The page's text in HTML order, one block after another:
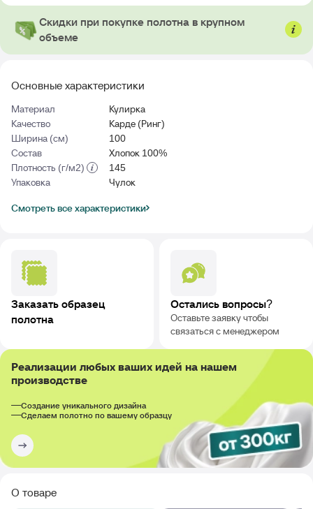
Основные характеристики
Материал
Кулирка
Качество
Карде (Ринг)
Ширина (см)
100
Состав
Хлопок 100%
Плотность (г/м2)
145
Упаковка
Чулок
Смотреть все характеристики
Скидки при покупке полотна в крупном
объеме
Заказать образец
полотна
Остались вопросы?
Оставьте заявку чтобы
связаться с менеджером
Реализации любых ваших идей на нашем
производстве
Создание уникального дизайна
Сделаем полотно по вашему образцу
О товаре